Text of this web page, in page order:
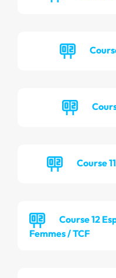
Course
Course 12
Femmes / TCF